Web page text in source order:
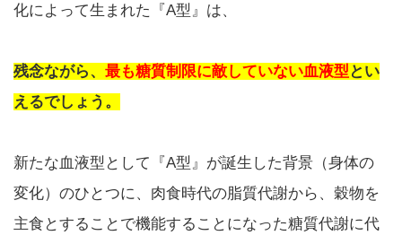
化によって生まれた『A型』は、
残念ながら、 最も糖質制限に敵していない血液型 とい
えるでしょう。
新たな血液型として『A型』が誕生した背景（身体の
変化）のひとつに、肉食時代の脂質代謝から、穀物を
主食とすることで機能することになった糖質代謝に代